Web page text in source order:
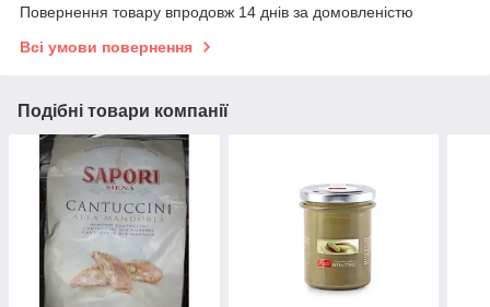
Повернення товару впродовж 14 днів за домовленістю
Всі умови повернення
Подібні товари компанії